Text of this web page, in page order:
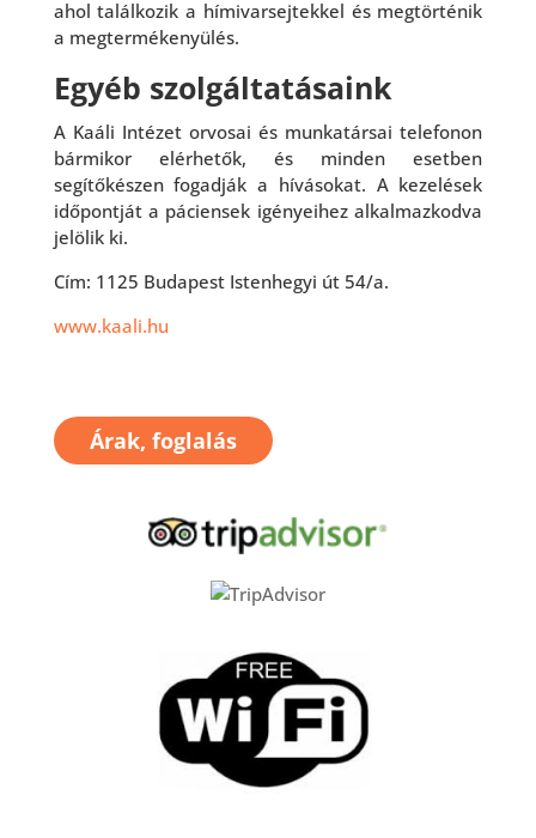
ahol találkozik a hímivarsejtekkel és megtörténik
a megtermékenyülés.
Egyéb szolgáltatásaink
A Kaáli Intézet orvosai és munkatársai telefonon
bármikor elérhetők, és minden esetben
segítőkészen fogadják a hívásokat. A kezelések
időpontját a páciensek igényeihez alkalmazkodva
jelölik ki.
Cím: 1125 Budapest Istenhegyi út 54/a.
www.kaali.hu
Árak, foglalás